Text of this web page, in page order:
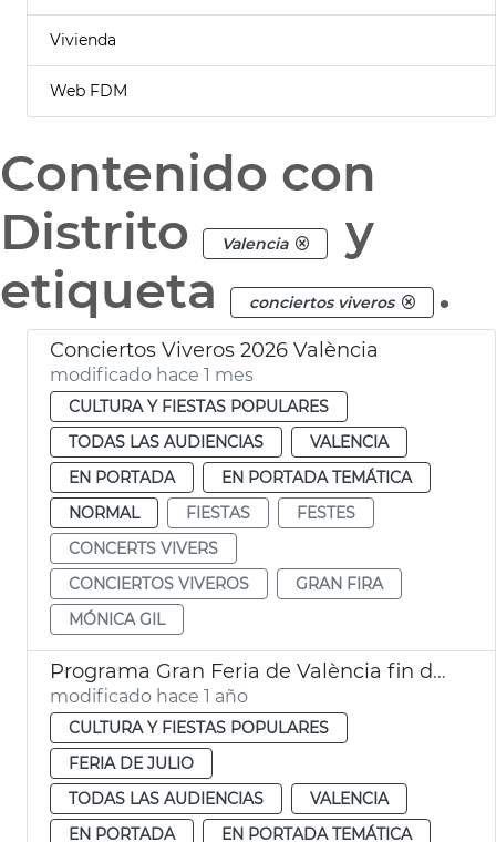
Vivienda
Web FDM
Contenido con
Distrito
Valencia
y
etiqueta
conciertos viveros .
Conciertos Viveros 2026 València
modificado hace 1 mes
CULTURA Y FIESTAS POPULARES
TODAS LAS AUDIENCIAS
VALENCIA
EN PORTADA
EN PORTADA TEMÁTICA
NORMAL
FIESTAS
FESTES
CONCERTS VIVERS
CONCIERTOS VIVEROS
GRAN FIRA
MÓNICA GIL
Programa Gran Feria de València fin de semana
modificado hace 1 año
CULTURA Y FIESTAS POPULARES
FERIA DE JULIO
TODAS LAS AUDIENCIAS
VALENCIA
EN PORTADA
EN PORTADA TEMÁTICA